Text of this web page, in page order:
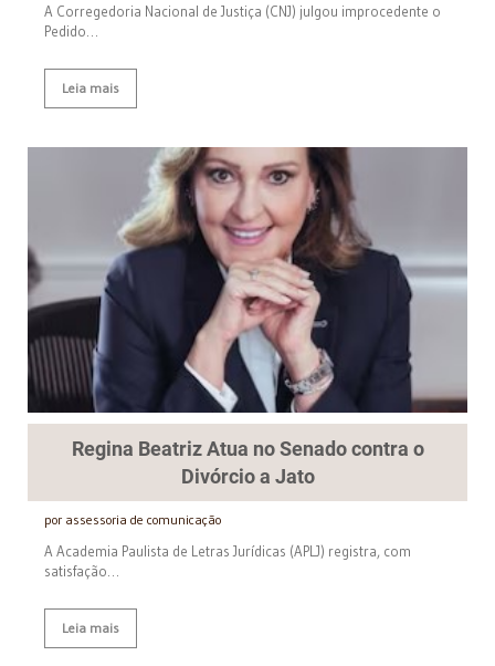
A Corregedoria Nacional de Justiça (CNJ) julgou improcedente o
Pedido…
Leia mais
Regina Beatriz Atua no Senado contra o
Divórcio a Jato
por assessoria de comunicação
A Academia Paulista de Letras Jurídicas (APLJ) registra, com
satisfação…
Leia mais